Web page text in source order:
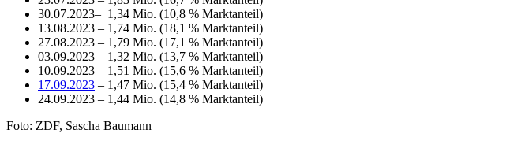
30.07.2023– 1,34 Mio. (10,8 % Marktanteil)
13.08.2023 – 1,74 Mio. (18,1 % Marktanteil)
27.08.2023 – 1,79 Mio. (17,1 % Marktanteil)
03.09.2023– 1,32 Mio. (13,7 % Marktanteil)
10.09.2023 – 1,51 Mio. (15,6 % Marktanteil)
17.09.2023 – 1,47 Mio. (15,4 % Marktanteil)
24.09.2023 – 1,44 Mio. (14,8 % Marktanteil)
Foto: ZDF, Sascha Baumann